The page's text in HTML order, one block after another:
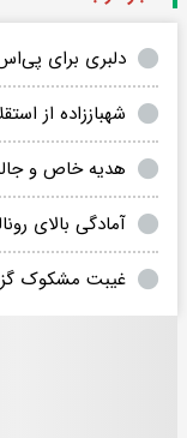
دلبری برای
شهباززاده از
هدیه خاص و
آمادگی بالای
غیبت مشکوک